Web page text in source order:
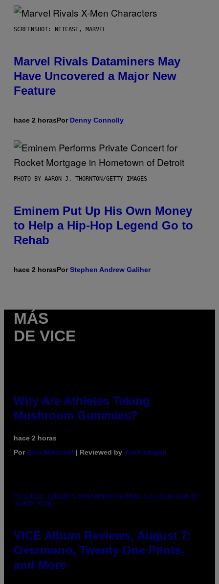
SCREENSHOT: NETEASE, MARVEL
Marvel Rivals Dataminers May
Have Uncovered a Major New
Feature
hace 2 horasPor Denny Connolly
PHOTO BY AARON J. THORNTON/GETTY IMAGES
Eminem Put Up His Own Money
to Help a Hip-Hop Legend Go to
Rehab
hace 2 horasPorStephen Andrew Galiher
MÁS
DE VICE
Why Are Athletes Taking
Mushroom Gummies?
hace 2 horas
PorSam Watanuki | Reviewed by Ysolt Usigan
PICTURED: LONDON'S MAN/WOMAN/CHAINSAW (ILLUSTRATION BY
JOHNNY RYAN)
VICE Album Reviews, August 7:
Overmono, Twenty One Pilots,
and More